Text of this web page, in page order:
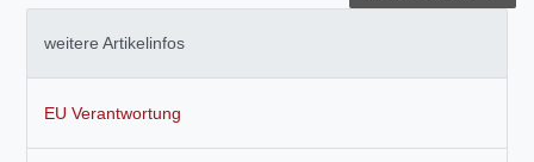
weitere Artikelinfos
EU Verantwortung